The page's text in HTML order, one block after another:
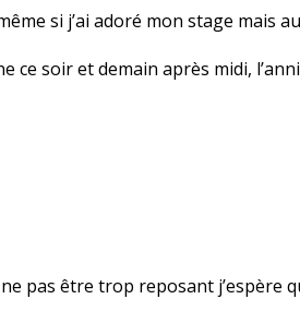
si j’ai adoré mon stage mais
soir et demain après midi,
pas être trop reposant j’espère